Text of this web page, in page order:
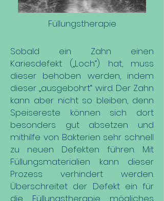
Füllungstherapie
Sobald ein Zahn einen
Kariesdefekt („Loch“) hat, muss
dieser behoben werden, indem
dieser „ausgebohrt“ wird. Der Zahn
kann aber nicht so bleiben, denn
Speisereste können sich dort
besonders gut absetzen und
mithilfe von Bakterien sehr schnell
zu neuen Defekten führen. Mit
Füllungsmaterialien kann dieser
Prozess verhindert werden.
Überschreitet der Defekt ein für
die Füllungstherapie mögliches